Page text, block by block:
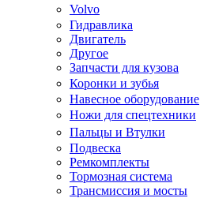
Volvo
Гидравлика
Двигатель
Другое
Запчасти для кузова
Коронки и зубья
Навесное оборудование
Ножи для спецтехники
Пальцы и Втулки
Подвеска
Ремкомплекты
Тормозная система
Трансмиссия и мосты